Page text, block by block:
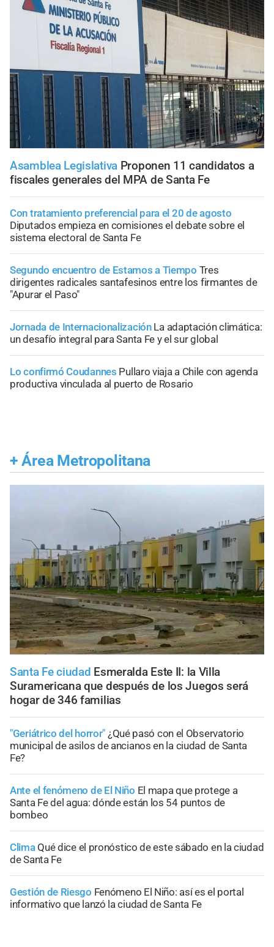
Asamblea Legislativa Proponen 11 candidatos a
fiscales generales del MPA de Santa Fe
Con tratamiento preferencial para el 20 de agosto
Diputados empieza en comisiones el debate sobre el
sistema electoral de Santa Fe
Segundo encuentro de Estamos a Tiempo Tres
dirigentes radicales santafesinos entre los firmantes de
"Apurar el Paso"
Jornada de Internacionalización La adaptación climática:
un desafío integral para Santa Fe y el sur global
Lo confirmó Coudannes Pullaro viaja a Chile con agenda
productiva vinculada al puerto de Rosario
+ Área Metropolitana
Santa Fe ciudad Esmeralda Este II: la Villa
Suramericana que después de los Juegos será
hogar de 346 familias
"Geriátrico del horror" ¿Qué pasó con el Observatorio
municipal de asilos de ancianos en la ciudad de Santa
Fe?
Ante el fenómeno de El Niño El mapa que protege a
Santa Fe del agua: dónde están los 54 puntos de
bombeo
Clima Qué dice el pronóstico de este sábado en la ciudad
de Santa Fe
Gestión de Riesgo Fenómeno El Niño: así es el portal
informativo que lanzó la ciudad de Santa Fe